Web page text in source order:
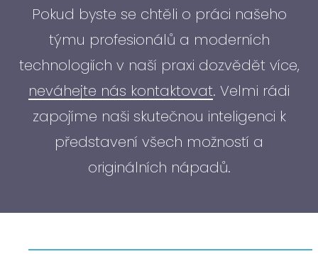
Pokud byste se chtěli o práci našeho
týmu profesionálů a moderních
technologiích v naší praxi dozvědět více,
neváhejte nás kontaktovat. Velmi rádi
zapojíme naši skutečnou inteligenci k
představení všech možností a
originálních nápadů.